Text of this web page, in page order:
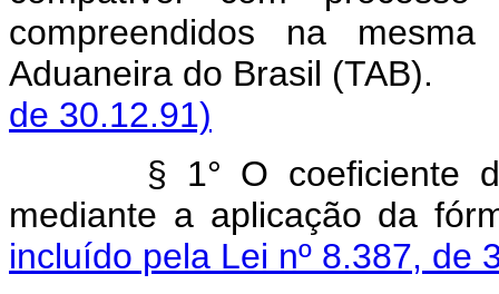
compreendidos na
Aduaneira do Brasil
de 30.12.91)
§ 1° O coeficiente
mediante a aplicação
incluído pela Lei nº 8.387, de